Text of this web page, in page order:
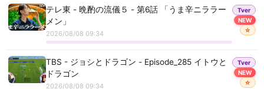
BS12 トゥエルビ - 韓国ドラマ「秘密の森 ～深い闇の向
こうに～」 - 第１６話
フジテレビ - お台場ファンライジングでブチ上がれ！～
ぱーてぃーちゃん真のNo.1決定戦～ - 人気コンテンツ大
集合！ぱーてぃーちゃんNo.1は誰の手に！？
テレ東 - 晩酌の流儀５ - 第6話 「うま辛ニララー
メン」
2026/08/08 09:34
Tver
NEW
☆
TBS - ジョシとドラゴン - Episode_285 イトウと
ドラゴン
2026/08/08 09:34
Tver
NEW
☆